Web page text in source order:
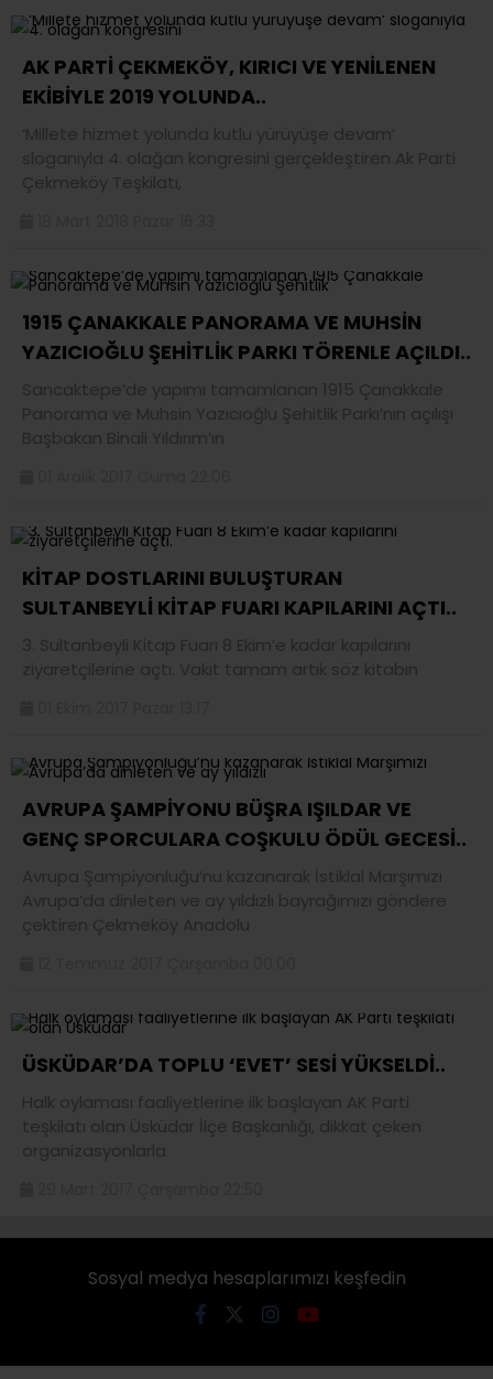
AK PARTİ ÇEKMEKÖY, KIRICI VE YENİLENEN
EKİBİYLE 2019 YOLUNDA..
‘Millete hizmet yolunda kutlu yürüyüşe devam’
sloganıyla 4. olağan kongresini gerçekleştiren Ak Parti
Çekmeköy Teşkilatı,
1915 ÇANAKKALE PANORAMA VE MUHSİN
YAZICIOĞLU ŞEHİTLİK PARKI TÖRENLE AÇILDI..
Sancaktepe’de yapımı tamamlanan 1915 Çanakkale
Panorama ve Muhsin Yazıcıoğlu Şehitlik Parkı’nın açılışı
Başbakan Binali Yıldırım’ın
KİTAP DOSTLARINI BULUŞTURAN
SULTANBEYLİ KİTAP FUARI KAPILARINI AÇTI..
3. Sultanbeyli Kitap Fuarı 8 Ekim’e kadar kapılarını
ziyaretçilerine açtı. Vakit tamam artık söz kitabın
AVRUPA ŞAMPİYONU BÜŞRA IŞILDAR VE
GENÇ SPORCULARA COŞKULU ÖDÜL GECESİ..
Avrupa Şampiyonluğu’nu kazanarak İstiklal Marşımızı
Avrupa’da dinleten ve ay yıldızlı bayrağımızı göndere
çektiren Çekmeköy Anadolu
ÜSKÜDAR’DA TOPLU ‘EVET’ SESİ YÜKSELDİ..
Halk oylaması faaliyetlerine ilk başlayan AK Parti
teşkilatı olan Üsküdar İlçe Başkanlığı, dikkat çeken
organizasyonlarla
Sosyal medya hesaplarımızı keşfedin